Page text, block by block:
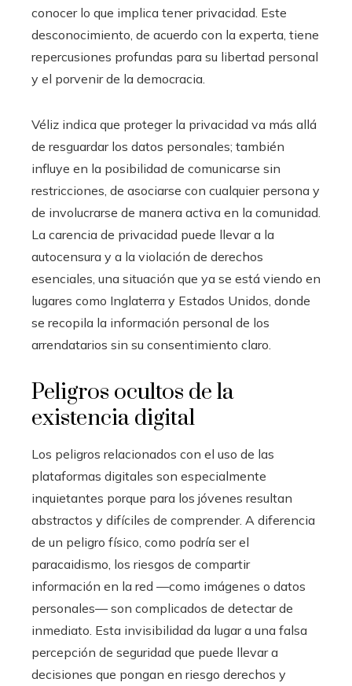
conocer lo que implica tener privacidad. Este
desconocimiento, de acuerdo con la experta, tiene
repercusiones profundas para su libertad personal
y el porvenir de la democracia.
Véliz indica que proteger la privacidad va más allá
de resguardar los datos personales; también
influye en la posibilidad de comunicarse sin
restricciones, de asociarse con cualquier persona y
de involucrarse de manera activa en la comunidad.
La carencia de privacidad puede llevar a la
autocensura y a la violación de derechos
esenciales, una situación que ya se está viendo en
lugares como Inglaterra y Estados Unidos, donde
se recopila la información personal de los
arrendatarios sin su consentimiento claro.
Peligros ocultos de la
existencia digital
Los peligros relacionados con el uso de las
plataformas digitales son especialmente
inquietantes porque para los jóvenes resultan
abstractos y difíciles de comprender. A diferencia
de un peligro físico, como podría ser el
paracaidismo, los riesgos de compartir
información en la red —como imágenes o datos
personales— son complicados de detectar de
inmediato. Esta invisibilidad da lugar a una falsa
percepción de seguridad que puede llevar a
decisiones que pongan en riesgo derechos y